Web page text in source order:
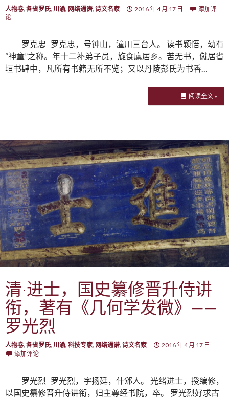
人物卷, 各省罗氏, 川渝, 网络通谱, 诗文名家 2016 年 4 月 17 日
添加评
论
罗克忠 罗克忠，号钟山，潼川三台人。 读书颖悟，幼有
“神童”之称。年十二补弟子员，旋食廪居乡。苦无书，僦居省
垣书肆中，凡所有书籍无所不览；又以丹陵彭氏为书香…
阅读全文 »
清·进士，国史纂修晋升侍讲
衔，著有《几何学发微》——
罗光烈
人物卷, 各省罗氏, 川渝, 科技专家, 网络通谱, 诗文名家
2016 年 4 月 17 日
添加评论
罗光烈 罗光烈，字扬廷，什邠人。 光绪进士，授编修，
以国史纂修晋升侍讲衔，归主尊经书院，卒。 罗光烈好求古